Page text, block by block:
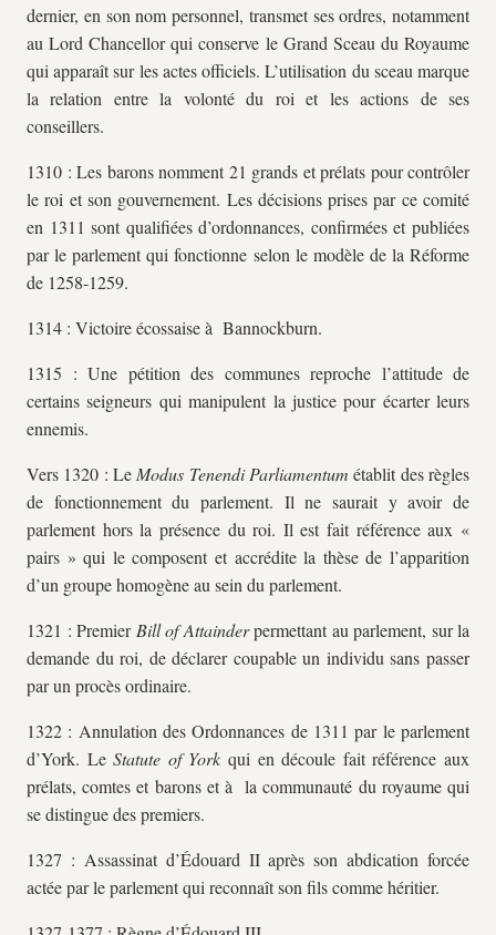
dernier, en son nom personnel, transmet ses ordres, notamment
au Lord Chancellor qui conserve le Grand Sceau du Royaume
qui apparaît sur les actes officiels. L’utilisation du sceau marque
la relation entre la volonté du roi et les actions de ses
conseillers.
1310 : Les barons nomment 21 grands et prélats pour contrôler
le roi et son gouvernement. Les décisions prises par ce comité
en 1311 sont qualifiées d’ordonnances, confirmées et publiées
par le parlement qui fonctionne selon le modèle de la Réforme
de 1258-1259.
1314 : Victoire écossaise à Bannockburn.
1315 : Une pétition des communes reproche l’attitude de
certains seigneurs qui manipulent la justice pour écarter leurs
ennemis.
Vers 1320 : Le Modus Tenendi Parliamentumétablit des règles
de fonctionnement du parlement. Il ne saurait y avoir de
parlement hors la présence du roi. Il est fait référence aux «
pairs » qui le composent et accrédite la thèse de l’apparition
d’un groupe homogène au sein du parlement.
1321 : Premier Bill of Attainderpermettant au parlement, sur la
demande du roi, de déclarer coupable un individu sans passer
par un procès ordinaire.
1322 : Annulation des Ordonnances de 1311 par le parlement
d’York. LeStatute of Yorkqui en découle fait référence aux
prélats, comtes et barons et à la communauté du royaume qui
se distingue des premiers.
1327 : Assassinat d’Édouard II après son abdication forcée
actée par le parlement qui reconnaît son fils comme héritier.